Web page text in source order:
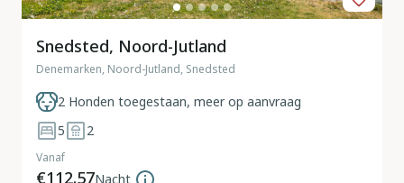
Snedsted, Noord-Jutland
Denemarken, Noord-Jutland, Snedsted
2 Honden toegestaan, meer op aanvraag
5
2
Vanaf
€112.57Nacht